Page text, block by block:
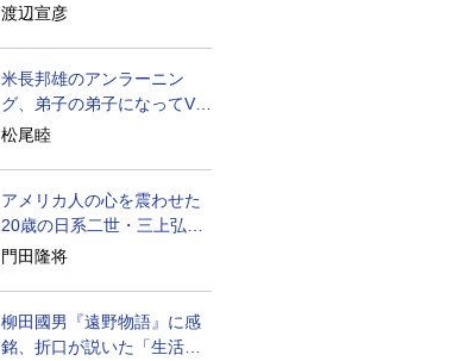
渡辺宣彦
米長邦雄のアンラーニン
グ、弟子の弟子になってV字
成長
松尾睦
アメリカ人の心を震わせた
20歳の日系二世・三上弘文
の翻訳
門田隆将
柳田國男『遠野物語』に感
銘、折口が説いた「生活の